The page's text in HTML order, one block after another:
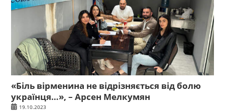
«Біль вірменина не відрізняється від болю
українця…», – Арсен Мелкумян
19.10.2023